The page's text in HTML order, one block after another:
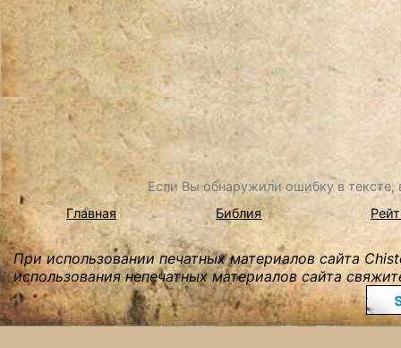
Если Вы обнаружили ошибку в
Главная
Библия
При использовании печатных материалов сайта
использования непечатных материалов сайта